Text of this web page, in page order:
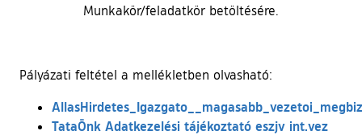
Munkakör/feladatkör betöltésére.
Pályázati feltétel a mellékletben olvasható:
TataÖnk Adatkezelési tájékoztató eszjv int.vez